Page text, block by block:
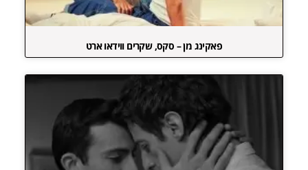
פאקינג מן – סקס, שקרים ווידאו ארט